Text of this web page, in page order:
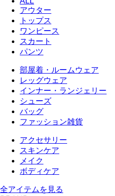
アウター
トップス
ワンピース
スカート
パンツ
部屋着・ルームウェア
レッグウェア
インナー・ランジェリー
シューズ
バッグ
ファッション雑貨
アクセサリー
スキンケア
メイク
ボディケア
全アイテムを見る